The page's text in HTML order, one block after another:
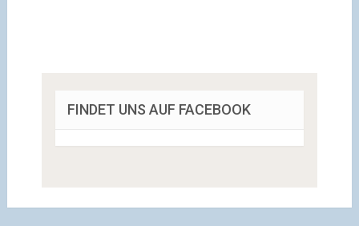
FINDET UNS AUF FACEBOOK